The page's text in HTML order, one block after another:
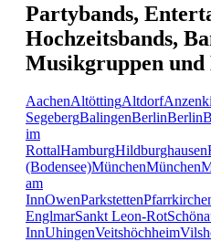
Partybands,
Hochzeitsbands,
Musikgruppen
AachenAltöttingAltdorf
SegebergBalingenBerlinBerlin
im
RottalHamburgHildburghausen
(Bodensee)MünchenMünchen
am
InnOwenParkstetten
EnglmarSankt Leon-Rot
InnUhingenVeitshöchheim